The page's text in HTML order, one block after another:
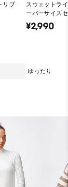
リブ
スウェットラ
ーバーサイズ
¥2,990
ゆったり